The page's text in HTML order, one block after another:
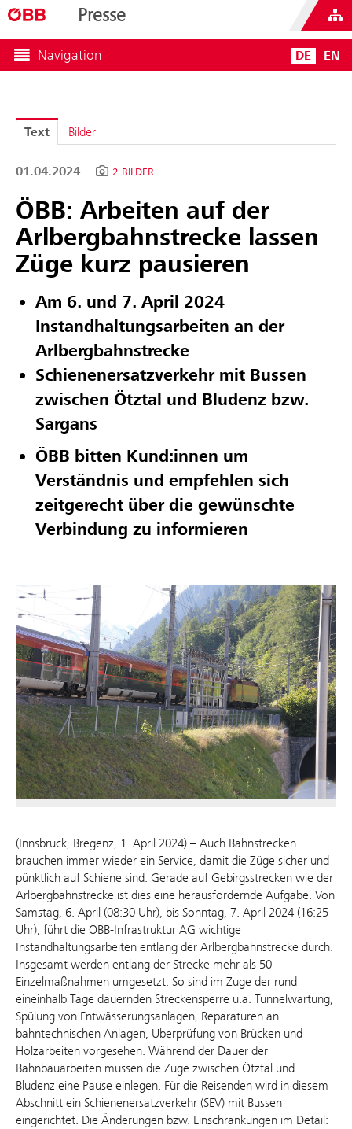
Presse
Navigation DE EN
Text Bilder
01.04.2024 2 BILDER
ÖBB: Arbeiten auf der
Arlbergbahnstrecke lassen
Züge kurz pausieren
Am 6. und 7. April 2024
Instandhaltungsarbeiten an der
Arlbergbahnstrecke
Schienenersatzverkehr mit Bussen
zwischen Ötztal und Bludenz bzw.
Sargans
ÖBB bitten Kund:innen um
Verständnis und empfehlen sich
zeitgerecht über die gewünschte
Verbindung zu informieren
(Innsbruck, Bregenz, 1. April 2024) – Auch Bahnstrecken
brauchen immer wieder ein Service, damit die Züge sicher und
pünktlich auf Schiene sind. Gerade auf Gebirgsstrecken wie der
Arlbergbahnstrecke ist dies eine herausfordernde Aufgabe. Von
Samstag, 6. April (08:30 Uhr), bis Sonntag, 7. April 2024 (16:25
Uhr), führt die ÖBB-Infrastruktur AG wichtige
Instandhaltungsarbeiten entlang der Arlbergbahnstrecke durch.
Insgesamt werden entlang der Strecke mehr als 50
Einzelmaßnahmen umgesetzt. So sind im Zuge der rund
eineinhalb Tage dauernden Streckensperre u.a. Tunnelwartung,
Spülung von Entwässerungsanlagen, Reparaturen an
bahntechnischen Anlagen, Überprüfung von Brücken und
Holzarbeiten vorgesehen. Während der Dauer der
Bahnbauarbeiten müssen die Züge zwischen Ötztal und
Bludenz eine Pause einlegen. Für die Reisenden wird in diesem
Abschnitt ein Schienenersatzverkehr (SEV) mit Bussen
eingerichtet. Die Änderungen bzw. Einschränkungen im Detail: